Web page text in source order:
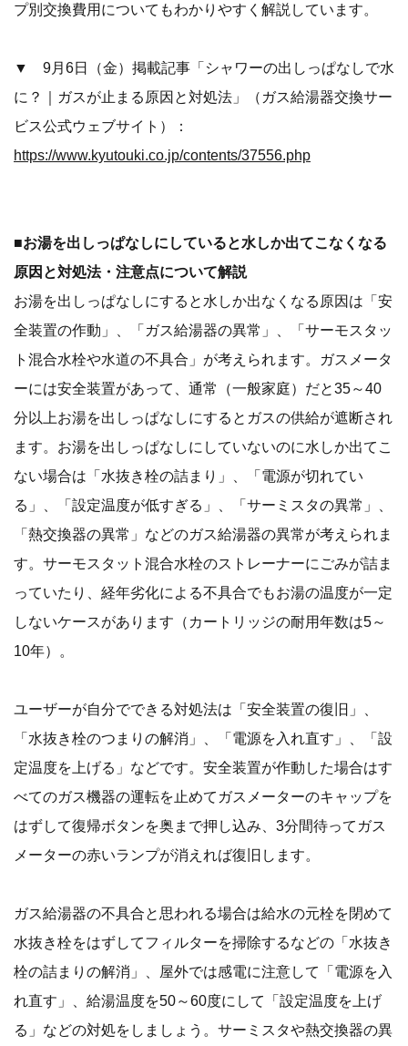
プ別交換費用についてもわかりやすく解説しています。
▼ 9月6日（金）掲載記事「シャワーの出しっぱなしで水
に？｜ガスが止まる原因と対処法」（ガス給湯器交換サー
ビス公式ウェブサイト）：
https://www.kyutouki.co.jp/contents/37556.php
■お湯を出しっぱなしにしていると水しか出てこなくなる
原因と対処法・注意点について解説
お湯を出しっぱなしにすると水しか出なくなる原因は「安
全装置の作動」、「ガス給湯器の異常」、「サーモスタッ
ト混合水栓や水道の不具合」が考えられます。ガスメータ
ーには安全装置があって、通常（一般家庭）だと35～40
分以上お湯を出しっぱなしにするとガスの供給が遮断され
ます。お湯を出しっぱなしにしていないのに水しか出てこ
ない場合は「水抜き栓の詰まり」、「電源が切れてい
る」、「設定温度が低すぎる」、「サーミスタの異常」、
「熱交換器の異常」などのガス給湯器の異常が考えられま
す。サーモスタット混合水栓のストレーナーにごみが詰ま
っていたり、経年劣化による不具合でもお湯の温度が一定
しないケースがあります（カートリッジの耐用年数は5～
10年）。
ユーザーが自分でできる対処法は「安全装置の復旧」、
「水抜き栓のつまりの解消」、「電源を入れ直す」、「設
定温度を上げる」などです。安全装置が作動した場合はす
べてのガス機器の運転を止めてガスメーターのキャップを
はずして復帰ボタンを奥まで押し込み、3分間待ってガス
メーターの赤いランプが消えれば復旧します。
ガス給湯器の不具合と思われる場合は給水の元栓を閉めて
水抜き栓をはずしてフィルターを掃除するなどの「水抜き
栓の詰まりの解消」、屋外では感電に注意して「電源を入
れ直す」、給湯温度を50～60度にして「設定温度を上げ
る」などの対処をしましょう。サーミスタや熱交換器の異